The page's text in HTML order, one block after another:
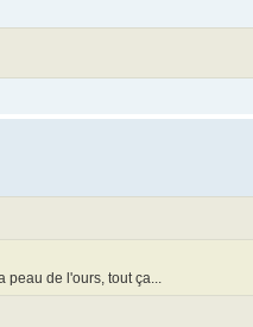
peau de l'ours, tout ça...